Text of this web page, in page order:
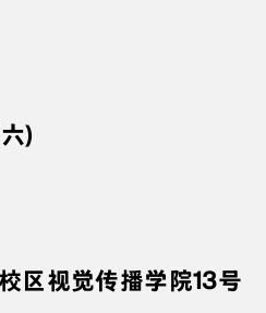
)
区视觉传播学院13号